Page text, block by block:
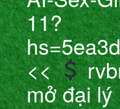
11?
<<
mở đại lý